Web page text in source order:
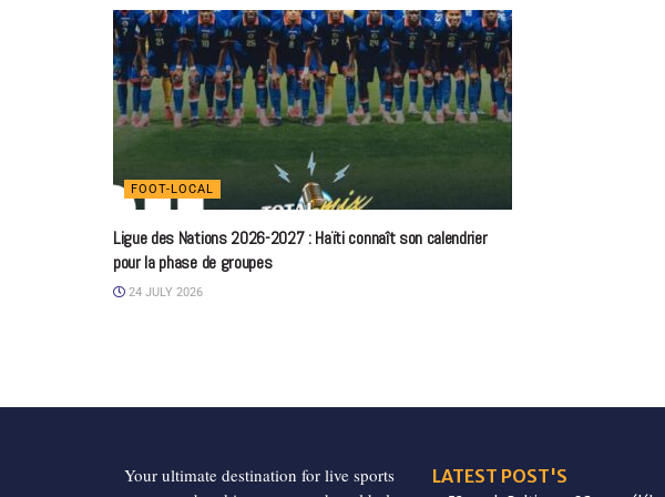
FOOT-LOCAL
Ligue des Nations 2026-2027 : Haïti connaît son calendrier
pour la phase de groupes
24 JULY 2026
Your ultimate destination for live sports
LATEST POST'S